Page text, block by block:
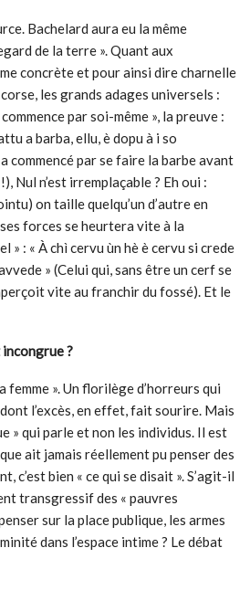
Bachelard aura eu la même
de la terre ». Quant aux
concrète et pour ainsi dire charnelle
les grands adages universels :
par soi-même », la preuve :
a barba, ellu, è dopu à i so
commencé par se faire la barbe avant
Nul n’est irremplaçable ? Eh oui :
on taille quelqu’un d’autre en
forces se heurtera vite à la
» : « À chì cervu ùn hè è cervu si crede
» (Celui qui, sans être un cerf se
vite au franchir du fossé). Et le
?
femme ». Un florilège d’horreurs qui
l’excès, en effet, fait sourire. Mais
» qui parle et non les individus. Il est
ait jamais réellement pu penser des
c’est bien « ce qui se disait ». S’agit-il
transgressif des « pauvres
sur la place publique, les armes
dans l’espace intime ? Le débat